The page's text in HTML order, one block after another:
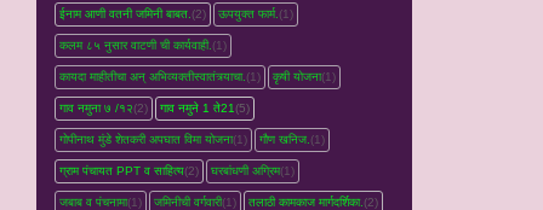
ईनाम आणी वतनी जमिनी बाबत. (2) ऊपयुक्त फार्म. (1)
कलम ८५ नुसार वाटणी ची कार्यवाही. (1)
कायदा माहीतीचा अन् अभिव्यक्तीस्वातंत्र्याचा. (1) कृषी योजना(1)
गाव नमुना ७ /१२(2) गाव नमुने 1 ते21(5)
गोपीनाथ मुंडे शेतकरी अपघात विमा योजना(1) गौण खनिज. (1)
ग्राम पंचायत PPT व साहित्य(2) घरबांधणी अग्रिम(1)
जबाब व पंचनामा(1) जमिनीची वर्गवारी(1) तलाठी कामकाज मार्गदर्शिका.(2)